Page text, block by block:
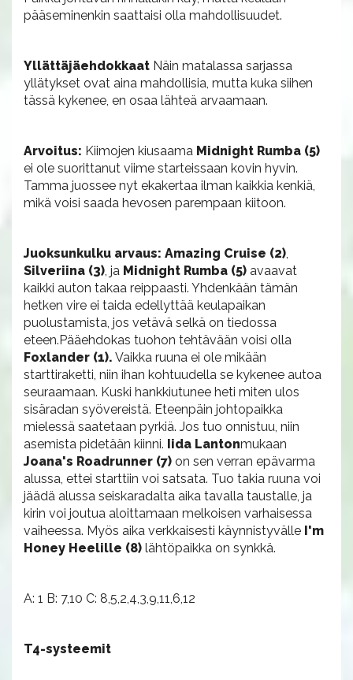
pääseminenkin saattaisi olla mahdollisuudet.
Yllättäjäehdokkaat Näin matalassa sarjassa
yllätykset ovat aina mahdollisia, mutta kuka siihen
tässä kykenee, en osaa lähteä arvaamaan.
Arvoitus: Kiimojen kiusaama Midnight Rumba (5)
ei ole suorittanut viime starteissaan kovin hyvin.
Tamma juossee nyt ekakertaa ilman kaikkia kenkiä,
mikä voisi saada hevosen parempaan kiitoon.
Juoksunkulku arvaus: Amazing Cruise (2),
Silveriina (3), ja Midnight Rumba (5) avaavat
kaikki auton takaa reippaasti. Yhdenkään tämän
hetken vire ei taida edellyttää keulapaikan
puolustamista, jos vetävä selkä on tiedossa
eteen.Pääehdokas tuohon tehtävään voisi olla
Foxlander (1). Vaikka ruuna ei ole mikään
starttiraketti, niin ihan kohtuudella se kykenee autoa
seuraamaan. Kuski hankkiutunee heti miten ulos
sisäradan syövereistä. Eteenpäin johtopaikka
mielessä saatetaan pyrkiä. Jos tuo onnistuu, niin
asemista pidetään kiinni. Iida Lantonmukaan
Joana's Roadrunner (7) on sen verran epävarma
alussa, ettei starttiin voi satsata. Tuo takia ruuna voi
jäädä alussa seiskaradalta aika tavalla taustalle, ja
kirin voi joutua aloittamaan melkoisen varhaisessa
vaiheessa. Myös aika verkkaisesti käynnistyvälle I'm
Honey Heelille (8) lähtöpaikka on synkkä.
A: 1 B: 7,10 C: 8,5,2,4,3,9,11,6,12
T4-systeemit